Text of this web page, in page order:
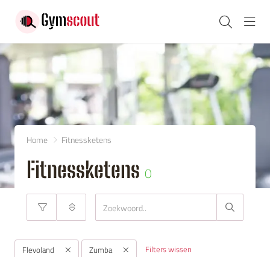
Home Fitnessketens
Fitnessketens 0
Flevoland Zumba Filters wissen